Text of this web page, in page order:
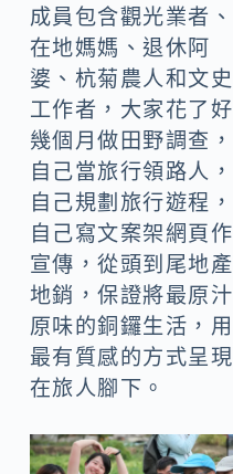
成員包含觀光業者、
在地媽媽、退休阿
婆、杭菊農人和文史
工作者，大家花了好
幾個月做田野調查，
自己當旅行領路人，
自己規劃旅行遊程，
自己寫文案架網頁作
宣傳，從頭到尾地產
地銷，保證將最原汁
原味的銅鑼生活，用
最有質感的方式呈現
在旅人腳下。